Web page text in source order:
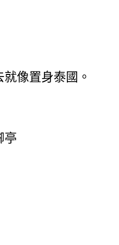
就像置身泰國。
亭